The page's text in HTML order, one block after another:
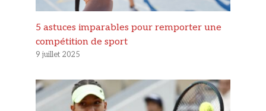
5 astuces imparables pour remporter une
compétition de sport
9 juillet 2025